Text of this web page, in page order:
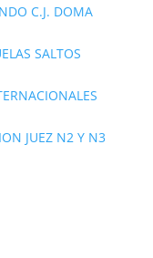
C.J. DOMA
SALTOS
JUEZ N2 Y N3